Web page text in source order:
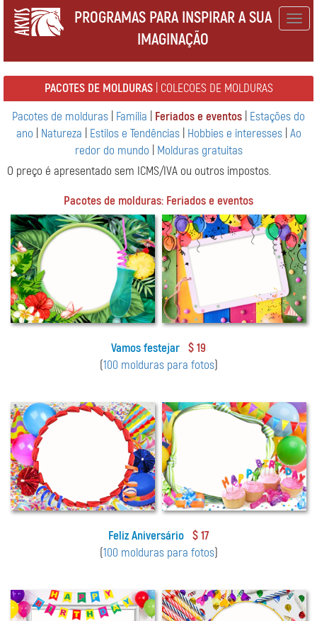
PROGRAMAS PARA INSPIRAR A SUA
IMAGINAÇÃO
PACOTES DE MOLDURAS| COLECOES DE MOLDURAS
Pacotes de molduras Família Feriados e eventos Estações do
ano
Natureza Estilos e Tendências Hobbies e interesses Ao
redor do mundo
Molduras gratuitas
O preço é apresentado sem ICMS/IVA ou outros impostos.
Pacotes de molduras: Feriados e eventos
Vamos festejar $ 19
(100 molduras para fotos)
Feliz Aniversário $ 17
(100 molduras para fotos)